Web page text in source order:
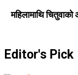
महिलामाथि
Editor's Pick